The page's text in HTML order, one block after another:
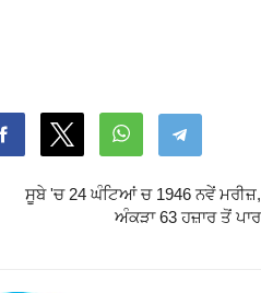
ਸੂਬੇ 'ਚ 24 ਘੰਟਿਆਂ ਚ 1946 ਨਵੇਂ ਮਰੀਜ਼,
ਅੰਕੜਾ 63 ਹਜ਼ਾਰ ਤੋਂ ਪਾਰ